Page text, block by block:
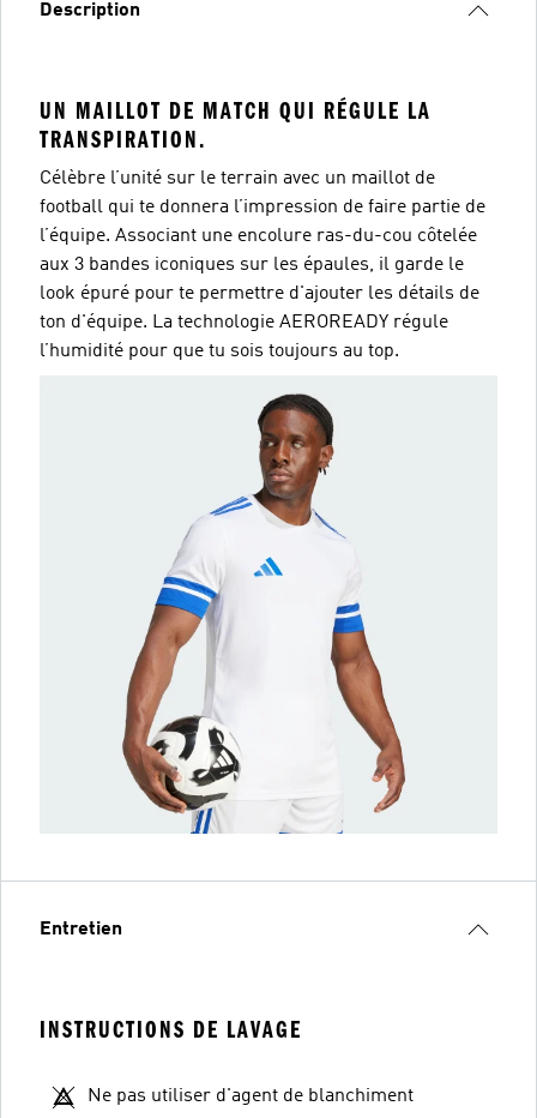
Description
UN MAILLOT DE MATCH QUI RÉGULE LA
TRANSPIRATION.
Célèbre l’unité sur le terrain avec un maillot de
football qui te donnera l’impression de faire partie de
l’équipe. Associant une encolure ras-du-cou côtelée
aux 3 bandes iconiques sur les épaules, il garde le
look épuré pour te permettre d'ajouter les détails de
ton d'équipe. La technologie AEROREADY régule
l’humidité pour que tu sois toujours au top.
Entretien
INSTRUCTIONS DE LAVAGE
Ne pas utiliser d'agent de blanchiment